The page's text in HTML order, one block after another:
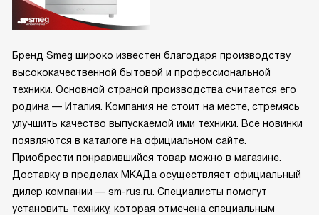
Бренд Smeg широко известен благодаря производству
высококачественной бытовой и профессиональной
техники. Основной страной производства считается его
родина — Италия. Компания не стоит на месте, стремясь
улучшить качество выпускаемой ими техники. Все новинки
появляются в каталоге на официальном сайте.
Приобрести понравившийся товар можно в магазине.
Доставку в пределах МКАДа осуществляет официальный
дилер компании — sm-rus.ru. Специалисты помогут
установить технику, которая отмечена специальным